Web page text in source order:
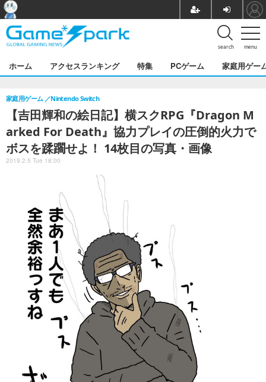
menu
search
ホーム アクセスランキング 特集 PCゲーム 家庭用ゲー
【吉田輝和の絵日記】横スクRPG『Dragon M
arked For Death』協力プレイの圧倒的火力で
ボスを蹂躙せよ！ 14枚目の写真・画像
家庭用ゲーム Nintendo Switch
2019.2.5 Tue 18:00